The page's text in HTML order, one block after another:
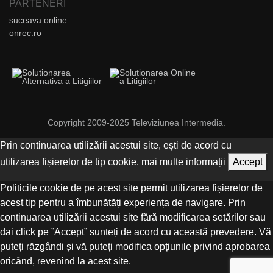
PARTENERI
suceava.online
onrec.ro
Copyright 2009-2025 Televiziunea Intermedia.
Prin continuarea utilizării acestui site, ești de acord cu
utilizarea fișierelor de tip cookie. mai multe informații Accept
Politicile cookie de pe acest site permit utilizarea fișierelor de
acest tip pentru a îmbunătăți experiența de navigare. Prin
continuarea utilizării acestui site fără modificarea setărilor sau
dai click pe ”Accept” sunteți de acord cu această prevedere. Vă
puteți răzgândi și vă puteți modifica opțiunile privind aprobarea
oricând, revenind la acest site.